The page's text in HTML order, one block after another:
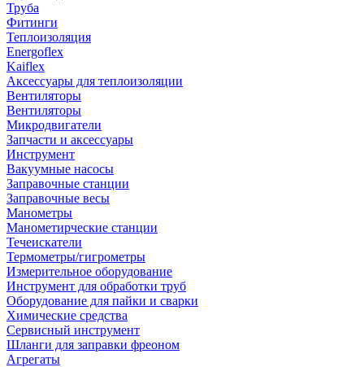
Труба
Фитинги
Теплоизоляция
Energoflex
Kaiflex
Аксессуары для теплоизоляции
Вентиляторы
Вентиляторы
Микродвигатели
Запчасти и аксессуары
Инструмент
Вакуумные насосы
Заправочные станции
Заправочные весы
Манометры
Манометирческие станции
Течеискатели
Термометры/гигрометры
Измерительное оборудование
Инструмент для обработки труб
Оборудование для пайки и сварки
Химические средства
Сервисный инструмент
Шланги для заправки фреоном
Агрегаты